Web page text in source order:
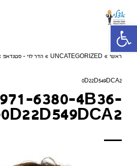
פתח סרגל נגישות
ראשי »
UNCATEGORIZED
» הדר לוי - סטנדאפ
0D22D549DCA2
6380-4B36-